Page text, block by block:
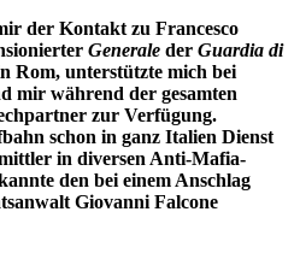
der Kontakt zu Francesco
Generale der Guardia di
Rom, unterstützte mich bei
mir während der gesamten
zur Verfügung.
schon in ganz Italien Dienst
in diversen Anti-Mafia-
den bei einem Anschlag
Giovanni Falcone